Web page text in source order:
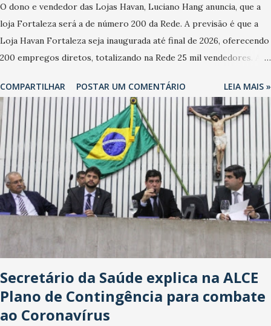
O dono e vendedor das Lojas Havan, Luciano Hang anuncia, que a
loja Fortaleza será a de número 200 da Rede. A previsão é que a
Loja Havan Fortaleza seja inaugurada até final de 2026, oferecendo
200 empregos diretos, totalizando na Rede 25 mil vendedores. A
oficialmente, mas fontes extraoficiais indicam, que será na Avenida
Washington Soares-Messejana. Uma coisa é certa: será a maior
loja Havan do Brasil.
COMPARTILHAR POSTAR UM COMENTÁRIO LEIA MAIS »
Secretário da Saúde explica na ALCE
Plano de Contingência para combate
ao Coronavírus